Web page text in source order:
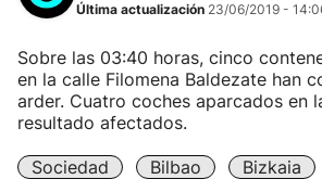
Última actualización 23/06/2019 -
Sobre las 03:40 horas, cinco
en la calle Filomena Baldezate han
arder. Cuatro coches aparcados en
resultado afectados.
Sociedad Bilbao Bizkaia